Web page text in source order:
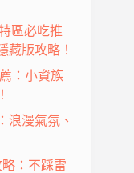
區必吃推
藏版攻略！
：小資族
浪漫氣氛、
略：不踩雷